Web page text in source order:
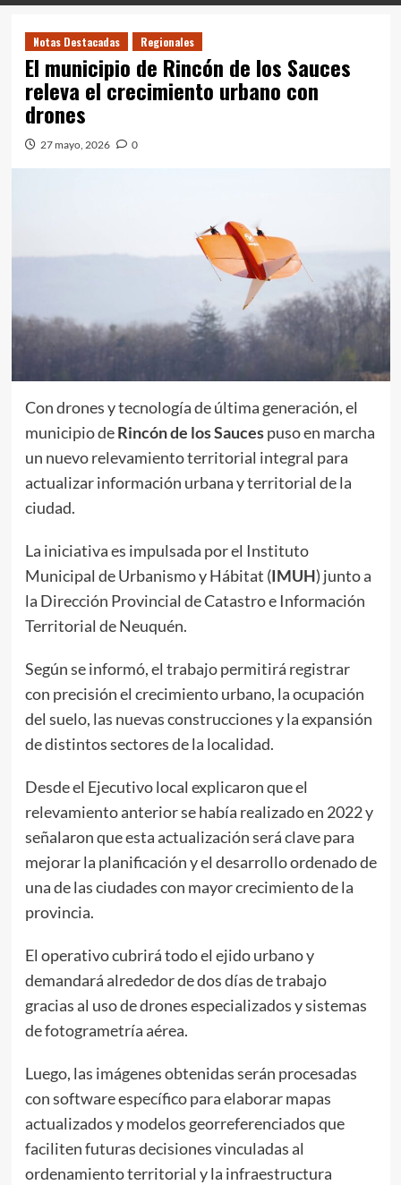
Notas Destacadas Regionales
El municipio de Rincón de los Sauces
releva el crecimiento urbano con
drones
27 mayo, 2026 0
Con drones y tecnología de última generación, el
municipio deRincón de los Saucespuso en marcha
un nuevo relevamiento territorial integral para
actualizar información urbana y territorial de la
ciudad.
La iniciativa es impulsada por el Instituto
Municipal de Urbanismo y Hábitat (IMUH) junto a
la Dirección Provincial de Catastro e Información
Territorial de Neuquén.
Según se informó, el trabajo permitirá registrar
con precisión el crecimiento urbano, la ocupación
del suelo, las nuevas construcciones y la expansión
de distintos sectores de la localidad.
Desde el Ejecutivo local explicaron que el
relevamiento anterior se había realizado en 2022 y
señalaron que esta actualización será clave para
mejorar la planificación y el desarrollo ordenado de
una de las ciudades con mayor crecimiento de la
provincia.
El operativo cubrirá todo el ejido urbano y
demandará alrededor de dos días de trabajo
gracias al uso de drones especializados y sistemas
de fotogrametría aérea.
Luego, las imágenes obtenidas serán procesadas
con software específico para elaborar mapas
actualizados y modelos georreferenciados que
faciliten futuras decisiones vinculadas al
ordenamiento territorial y la infraestructura